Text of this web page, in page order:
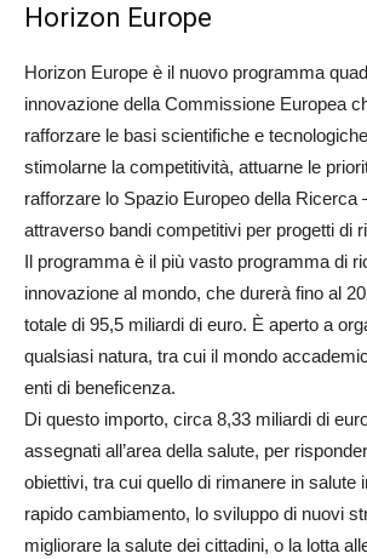
Horizon Europe
Horizon Europe è il nuovo programma
innovazione della Commissione Europea
rafforzare le basi scientifiche e
stimolarne la competitività, attuarne le
rafforzare lo Spazio Europeo della Ricerca
attraverso bandi competitivi per progetti di
Il programma è il più vasto programma di
innovazione al mondo, che durerà fino al
totale di 95,5 miliardi di euro. È aperto a
qualsiasi natura, tra cui il mondo
enti di beneficenza.
Di questo importo, circa 8,33 miliardi di
assegnati all’area della salute, per
obiettivi, tra cui quello di rimanere in salute
rapido cambiamento, lo sviluppo di nuovi
migliorare la salute dei cittadini, o la lotta